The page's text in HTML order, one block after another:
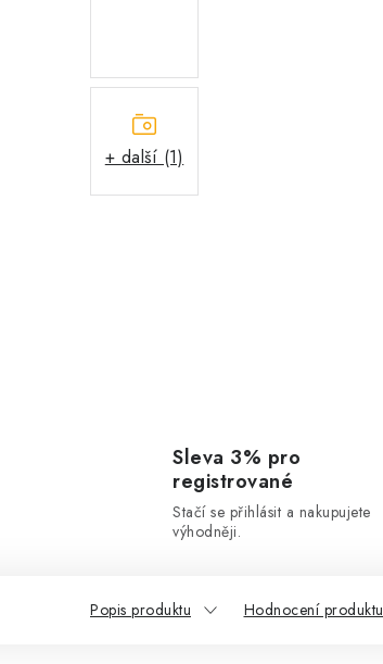
+ další (1)
Sleva 3% pro
registrované
Stačí se přihlásit a nakupujete
výhodněji.
Popis produktu Hodnocení produktu